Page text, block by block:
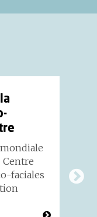
mondiale
Centre
faciales